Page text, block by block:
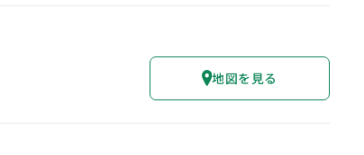
地図を見る